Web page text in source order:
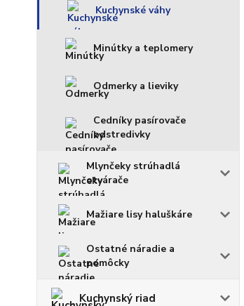
Kuchynské váhy
Minútky a teplomery
Odmerky a lieviky
Cedníky pasírovače
odstredivky
Mlynčeky strúhadlá
otvárače
Mažiare lisy haluškáre
Ostatné náradie a
pomôcky
Kuchynský riad